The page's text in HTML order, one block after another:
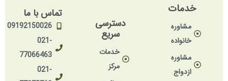
خدمات
مشاوره
خانواده
مشاوره
ازدواج
دسترسی
سریع
خدمات
مرکز
تماس با ما
09192150026
77066463